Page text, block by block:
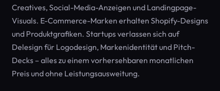
Creatives, Social-Media-Anzeigen und Landingpage-
Visuals. E-Commerce-Marken erhalten Shopify-Designs
und Produktgrafiken. Startups verlassen sich auf
Delesign für Logodesign, Markenidentität und Pitch-
Decks – alles zu einem vorhersehbaren monatlichen
Preis und ohne Leistungsausweitung.